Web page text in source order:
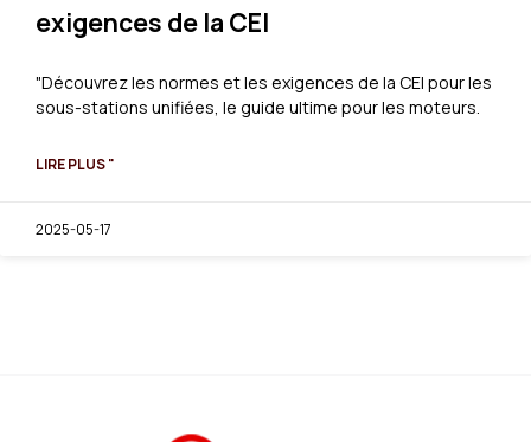
exigences de la CEI
"Découvrez les normes et les exigences de la CEI pour les
sous-stations unifiées, le guide ultime pour les moteurs.
LIRE PLUS "
2025-05-17